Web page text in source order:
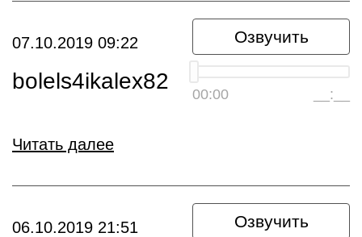
Озвучить
00:00 __:__
07.10.2019 09:22
bolels4ikalex82
Читать далее
Озвучить
06.10.2019 21:51